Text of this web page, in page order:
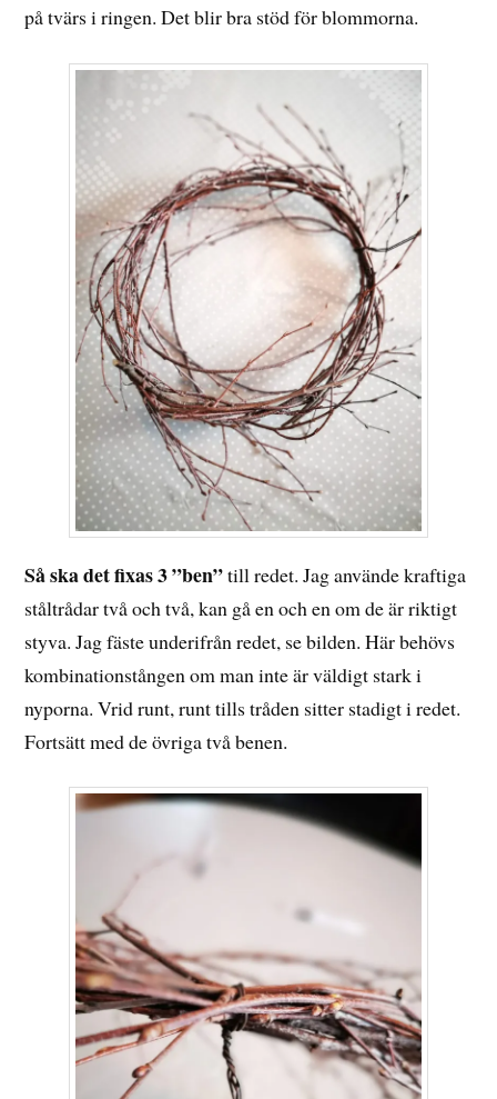
på tvärs i ringen. Det blir bra stöd för blommorna.
Så ska det fixas 3 ”ben”till redet. Jag använde kraftiga
ståltrådar två och två, kan gå en och en om de är riktigt
styva. Jag fäste underifrån redet, se bilden. Här behövs
kombinationstången om man inte är väldigt stark i
nyporna. Vrid runt, runt tills tråden sitter stadigt i redet.
Fortsätt med de övriga två benen.